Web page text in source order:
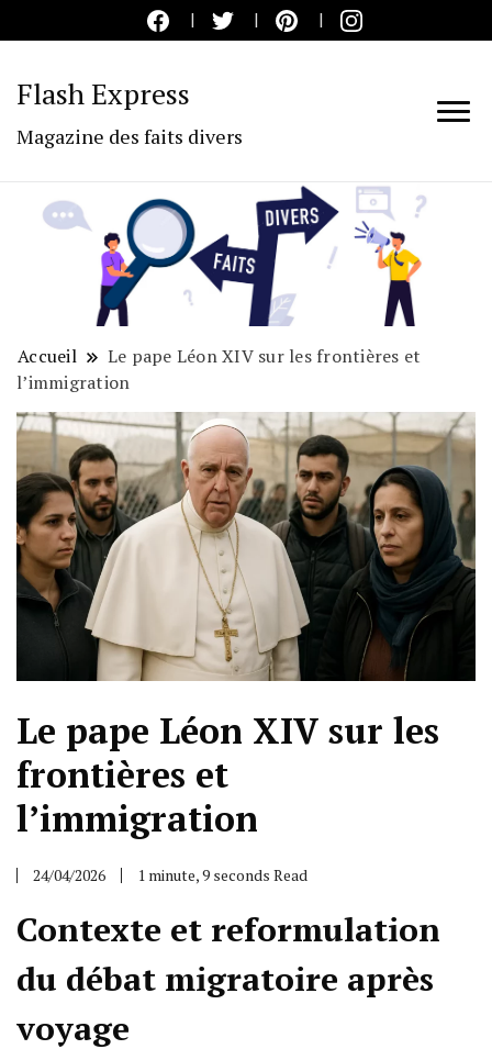
Flash Express
Magazine des faits divers
Accueil
Le pape Léon XIV sur les frontières et
l’immigration
Le pape Léon XIV sur les
frontières et
l’immigration
24/04/2026 1 minute, 9 seconds Read
Contexte et reformulation
du débat migratoire après
voyage